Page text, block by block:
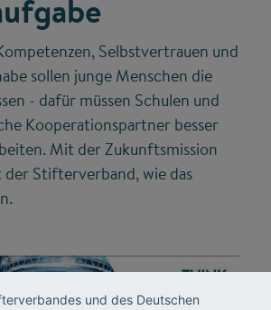
Selbstvertrauen und
sollen junge Menschen die
- dafür müssen Schulen und
Kooperationspartner besser
Mit der Zukunftsmission
der Stifterverband, wie das
und des Deutschen